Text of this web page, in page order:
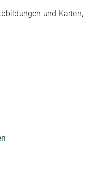
und Karten,